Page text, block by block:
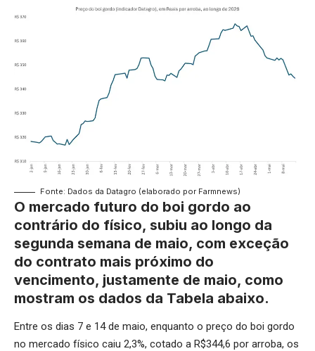
Fonte: Dados da Datagro (elaborado por Farmnews)
O mercado futuro do boi gordo ao
contrário do físico, subiu ao longo da
segunda semana de maio, com exceção
do contrato mais próximo do
vencimento, justamente de maio, como
mostram os dados da Tabela abaixo.
Entre os dias 7 e 14 de maio, enquanto o preço do boi gordo
no mercado físico caiu 2,3%, cotado a R$344,6 por arroba, os